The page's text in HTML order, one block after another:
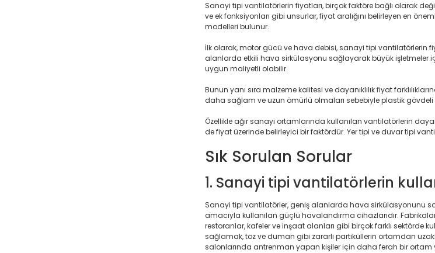
Sanayi tipi vantilatörlerin fiyatları, birçok faktöre bağlı olarak
ve ek fonksiyonları gibi unsurlar, fiyat aralığını belirleyen en
modelleri bulunur.
İlk olarak, motor gücü ve hava debisi, sanayi tipi vantilatörlerin
alanlarda etkili hava sirkülasyonu sağlayarak büyük işletmeler
uygun maliyetli olabilir.
Bunun yanı sıra malzeme kalitesi ve dayanıklılık fiyat
daha sağlam ve uzun ömürlü olmaları sebebiyle plastik
Özellikle ağır sanayi ortamlarında kullanılan vantilatörlerin
de fiyat üzerinde belirleyici bir faktördür. Yer tipi ve duvar tipi
Sık Sorulan Sorular
1. Sanayi tipi vantilatörlerin
Sanayi tipi vantilatörler, geniş alanlarda hava sirkülasyonunu
amacıyla kullanılan güçlü havalandırma cihazlarıdır.
restoranlar, kafeler ve inşaat alanları gibi birçok farklı sektörde
sağlamak, toz ve duman gibi zararlı partiküllerin ortamdan
salonlarında antrenman yapan kişiler için daha ferah bir ortam